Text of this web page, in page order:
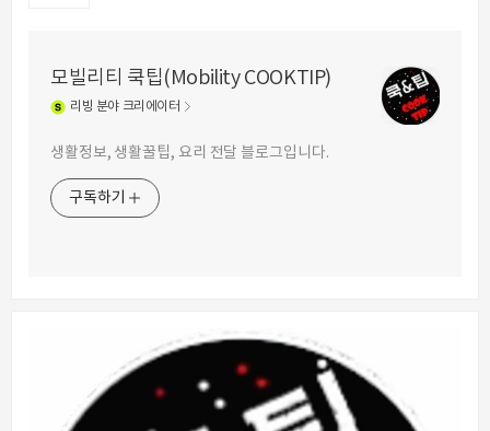
모빌리티 쿡팁(Mobility COOKTIP)
리빙 분야 크리에이터
생활정보, 생활꿀팁, 요리 전달 블로그입니다.
구독하기